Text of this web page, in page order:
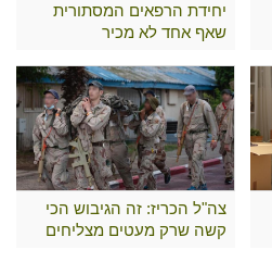
יחידת הרפאים המסתורית
שאף אחד לא מכיר
צה"ל הכריז: זה הגיבוש הכי
קשה שרק מעטים מצליחים